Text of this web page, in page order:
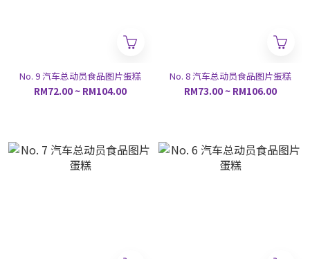
No. 9 汽车总动员食品图片蛋糕
RM72.00 ~ RM104.00
No. 8 汽车总动员食品图片蛋糕
RM73.00 ~ RM106.00